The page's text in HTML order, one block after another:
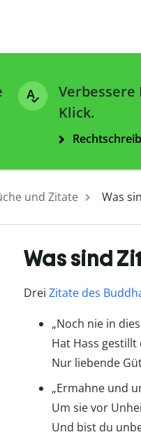
Klick.
und Zitate Was
Was sind
Drei Zitate des
„Noch nie in
Hat Hass gestillt
Nur liebende
„Ermahne und
Um sie vor
Und bist du